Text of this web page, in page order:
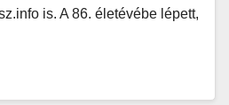
is. A 86. életévébe lépett,